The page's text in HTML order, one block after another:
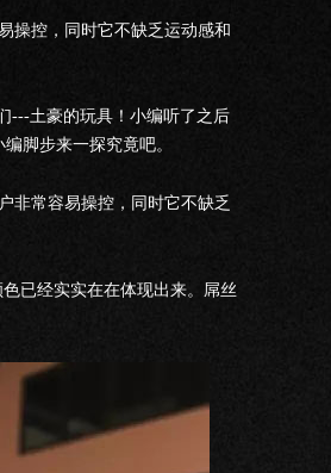
操控，同时它不缺乏运动感和
---土豪的玩具！小编听了之后
脚步来一探究竟吧。
非常容易操控，同时它不缺乏
已经实实在在体现出来。屌丝